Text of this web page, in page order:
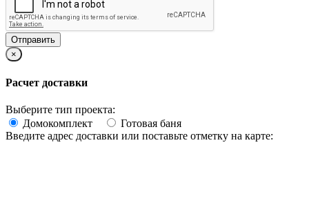
×
Расчет доставки
Выберите тип проекта:
Домокомплект
Готовая баня
Введите адрес доставки или поставьте отметку на карте: